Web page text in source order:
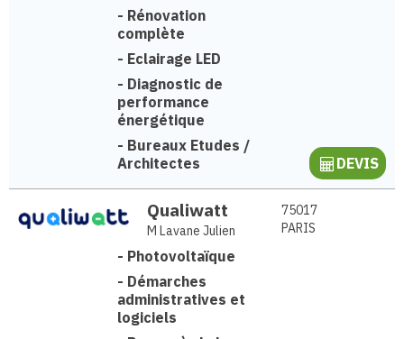
- Rénovation
complète
- Eclairage LED
- Diagnostic de
performance
énergétique
- Bureaux Etudes /
Architectes
DEVIS
Qualiwatt
M Lavane Julien
75017
PARIS
- Photovoltaïque
- Démarches
administratives et
logiciels